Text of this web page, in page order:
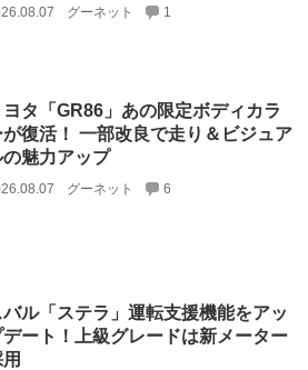
グーネット 1
ヨタ「GR86」あの限定ボディカラ
が復活！ 一部改良で走り＆ビジュア
の魅力アップ
グーネット 6
バル「ステラ」運転支援機能をアッ
デート！上級グレードは新メーター